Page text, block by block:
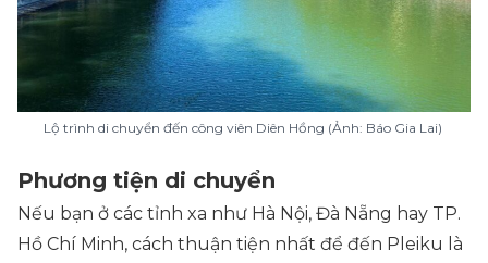
Lộ trình di chuyển đến công viên Diên Hồng (Ảnh: Báo Gia Lai)
Phương tiện di chuyển
Nếu bạn ở các tỉnh xa như Hà Nội, Đà Nẵng hay TP.
Hồ Chí Minh, cách thuận tiện nhất để đến Pleiku là